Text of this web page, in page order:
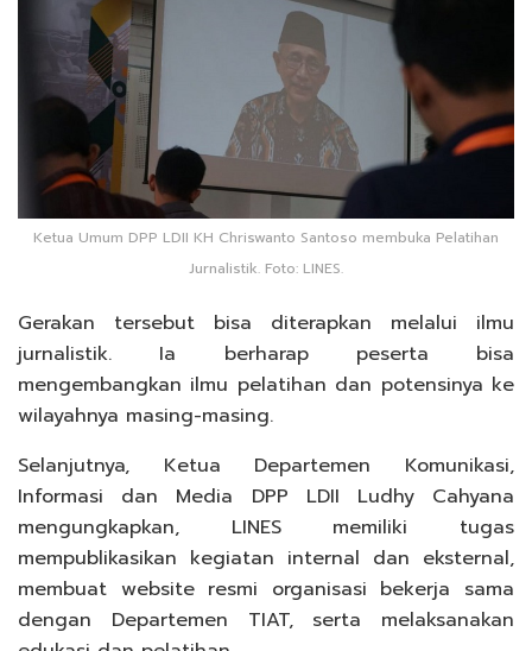
Ketua Umum DPP LDII KH Chriswanto Santoso membuka Pelatihan
Jurnalistik. Foto: LINES.
Gerakan tersebut bisa diterapkan melalui ilmu
jurnalistik. Ia berharap peserta bisa
mengembangkan ilmu pelatihan dan potensinya ke
wilayahnya masing-masing.
Selanjutnya, Ketua Departemen Komunikasi,
Informasi dan Media DPP LDII Ludhy Cahyana
mengungkapkan, LINES memiliki tugas
mempublikasikan kegiatan internal dan eksternal,
membuat website resmi organisasi bekerja sama
dengan Departemen TIAT, serta melaksanakan